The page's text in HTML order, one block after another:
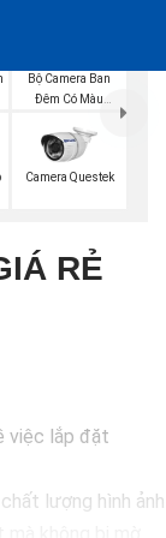
Bộ Camera Ban
Đêm Có Màu
Camera Questek
RẺ
việc lắp đặt
lượng hình ảnh